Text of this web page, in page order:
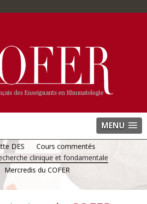
MENU
DES
Cours commentés
clinique et fondamentale
Mercredis du COFER